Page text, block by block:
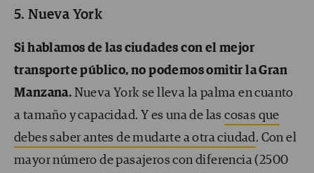
5. Nueva York
Si hablamos de las ciudades con el mejor
transporte público, no podemos omitir la Gran
Manzana. Nueva York se lleva la palma en cuanto
a tamaño y capacidad. Y es una de lascosas que
debes saber antes de mudarte a otra ciudad. Con el
mayor número de pasajeros con diferencia (2500